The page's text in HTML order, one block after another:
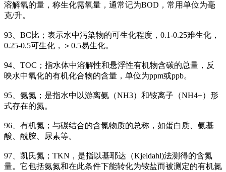
溶解氧的量，称生化需氧量，通常记为BOD，常用单位为毫
克/升。
93、BC比；表示水中污染物的可生化程度，0.1-0.25难生化，
0.25-0.5可生化，＞0.5易生化。
94、TOC；指水体中溶解性和悬浮性有机物含碳的总量，反
映水中氧化的有机化合物的含量，单位为ppm或ppb。
95、氨氮；是指水中以游离氨（NH3）和铵离子（NH4+）形
式存在的氮。
96、有机氮；与碳结合的含氮物质的总称，如蛋白质、氨基
酸、酰胺、尿素等。
97、凯氏氮；TKN，是指以基耶达（Kjeldahl)法测得的含氮
量。它包括氨氮和在此条件下能转化为铵盐而被测定的有机氮